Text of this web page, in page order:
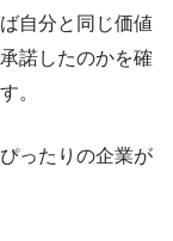
自分と同じ価値
諾したのかを確
。
ったりの企業が